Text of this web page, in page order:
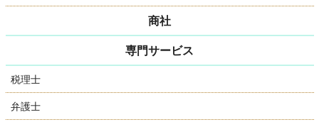
商社
専門サービス
税理士
弁護士